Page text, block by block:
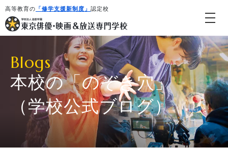
高等教育の 「修学支援新制度」 認定校
学校紹介・教育システム
Blogs
本校の「のぞき穴」
（学校公式ブログ）